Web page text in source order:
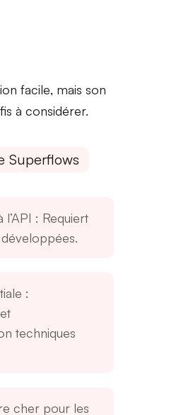
facile, mais son
à considérer.
Superflows
: Requiert
:
techniques
cher pour les